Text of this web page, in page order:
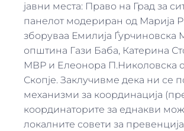
јавни места: Право на Град за
панелот модериран од Марија
зборуваа Емилија Ѓурчиновска
општина Гази Баба, Катерина
МВР и Eлеонора П.Николовска
Скопје. Заклучивме дека ни се
механизми за координација
координаторите за еднакви
локалните совети за